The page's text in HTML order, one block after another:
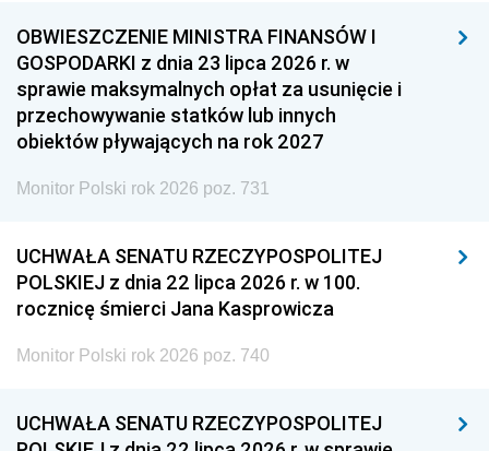
OBWIESZCZENIE MINISTRA FINANSÓW I
GOSPODARKI z dnia 23 lipca 2026 r. w
sprawie maksymalnych opłat za usunięcie i
przechowywanie statków lub innych
obiektów pływających na rok 2027
Monitor Polski rok 2026 poz. 731
UCHWAŁA SENATU RZECZYPOSPOLITEJ
POLSKIEJ z dnia 22 lipca 2026 r. w 100.
rocznicę śmierci Jana Kasprowicza
Monitor Polski rok 2026 poz. 740
UCHWAŁA SENATU RZECZYPOSPOLITEJ